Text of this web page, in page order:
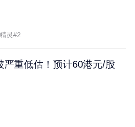
灵#2
严重低估！预计60港元/股